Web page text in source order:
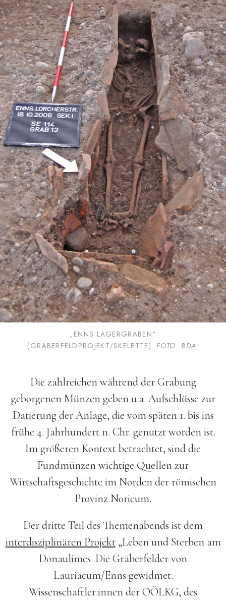
„ENNS LAGERGRABEN“
(GRÄBERFELDPROJEKT/SKELETTE). FOTO: BDA.
Die zahlreichen während der Grabung
geborgenen Münzen geben u.a. Aufschlüsse zur
Datierung der Anlage, die vom späten 1. bis ins
frühe 4. Jahrhundert n. Chr. genutzt worden ist.
Im größeren Kontext betrachtet, sind die
Fundmünzen wichtige Quellen zur
Wirtschaftsgeschichte im Norden der römischen
Provinz Noricum.
Der dritte Teil des Themenabends ist dem
interdisziplinären Projekt„Leben und Sterben am
Donaulimes. Die Gräberfelder von
Lauriacum/Enns gewidmet.
Wissenschaftler:innen der OÖLKG, des